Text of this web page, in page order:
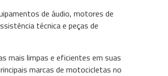
de áudio, motores de
técnica e peças de
mais limpas e eficientes em suas
marcas de motocicletas no